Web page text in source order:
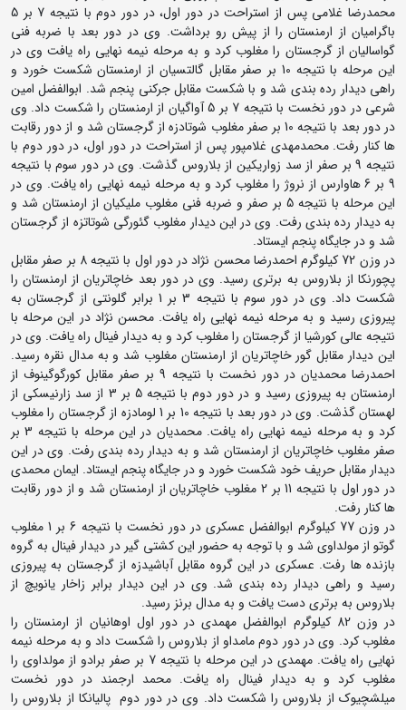
محمدرضا غلامی پس از استراحت در دور اول، در دور دوم با نتیجه 7 بر 5
باگرامیان از ارمنستان را از پیش رو برداشت. وی در دور بعد با ضربه فنی
گواسالیان از گرجستان را مغلوب کرد و به مرحله نیمه نهایی راه یافت وی در
این مرحله با نتیجه 10 بر صفر مقابل گالتسیان از ارمنستان شکست خورد و
راهی دیدار رده بندی شد و با شکست مقابل جرکنی پنجم شد. ابوالفضل امین
شرعی در دور نخست با نتیجه 7 بر 5 آواگیان از ارمنستان را شکست داد. وی
در دور بعد با نتیجه 10 بر صفر مغلوب شوتادزه از گرجستان شد و از دور رقابت
ها کنار رفت. محمدمهدی غلامپور پس از استراحت در دور اول، در دور دوم با
نتیجه 9 بر صفر از سد زواریکین از بلاروس گذشت. وی در دور سوم با نتیجه
9 بر 6 هاوارس از نروژ را مغلوب کرد و به مرحله نیمه نهایی راه یافت. وی در
این مرحله با نتیجه 5 بر صفر و ضربه فنی مغلوب ملیکیان از ارمنستان شد و
به دیدار رده بندی رفت. وی در این دیدار مغلوب گئورگی شوتاتزه از گرجستان
شد و در جایگاه پنجم ایستاد.
در وزن 72 کیلوگرم احمدرضا محسن نژاد در دور اول با نتیجه 8 بر صفر مقابل
پچورنکا از بلاروس به برتری رسید. وی در دور بعد خاچاتریان از ارمنستان را
شکست داد. وی در دور سوم با نتیجه 3 بر 1 برابر گلونتی از گرجستان به
پیروزی رسید و به مرحله نیمه نهایی راه یافت. محسن نژاد در این مرحله با
نتیجه عالی کورشیا از گرجستان را مغلوب کرد و به دیدار فینال راه یافت. وی در
این دیدار مقابل گور خاچاتریان از ارمنستان مغلوب شد و به مدال نقره رسید.
احمدرضا محمدیان در دور نخست با نتیجه 9 بر صفر مقابل کورگوگینوف از
ارمنستان به پیروزی رسید و در دور دوم با نتیجه 5 بر 3 از سد زارنیسکی از
لهستان گذشت. وی در دور بعد با نتیجه 10 بر 1 لومادزه از گرجستان را مغلوب
کرد و به مرحله نیمه نهایی راه یافت. محمدیان در این مرحله با نتیجه 3 بر
صفر مغلوب خاچاتریان از ارمنستان شد و به دیدار رده بندی رفت. وی در این
دیدار مقابل حریف خود شکست خورد و در جایگاه پنجم ایستاد. ایمان محمدی
در دور اول با نتیجه 11 بر 2 مغلوب خاچاتریان از ارمنستان شد و از دور رقابت
ها کنار رفت.
در وزن 77 کیلوگرم ابوالفضل عسکری در دور نخست با نتیجه 6 بر 1 مغلوب
گوتو از مولداوی شد و با توجه به حضور این کشتی گیر در دیدار فینال به گروه
بازنده ها رفت. عسکری در این گروه مقابل آباشیدزه از گرجستان به پیروزی
رسید و راهی دیدار رده بندی شد. وی در این دیدار برابر زاخار یانویچ از
بلاروس به برتری دست یافت و به مدال برنز رسید.
در وزن 82 کیلوگرم ابوالفضل مهمدی در دور اول اوهانیان از ارمنستان را
مغلوب کرد. وی در دور دوم مامداو از بلاروس را شکست داد و به مرحله نیمه
نهایی راه یافت. مهمدی در این مرحله با نتیجه 7 بر صفر برادو از مولداوی را
مغلوب کرد و به دیدار فینال راه یافت. محمد ارجمند در دور نخست
میلشچیوک از بلاروس را شکست داد. وی در دور دوم پالیانکا از بلاروس را